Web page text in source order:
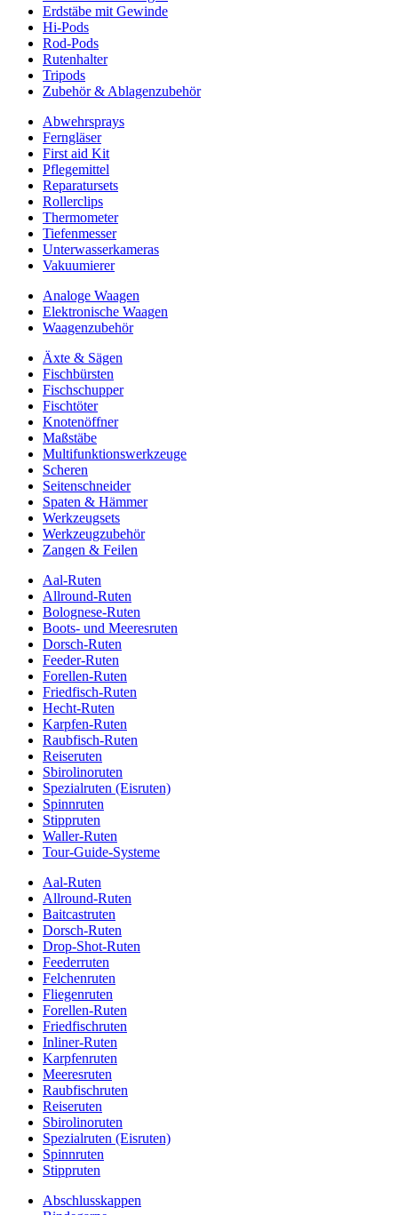
Erdstäbe mit Gewinde
Hi-Pods
Rod-Pods
Rutenhalter
Tripods
Zubehör & Ablagenzubehör
Abwehrsprays
Ferngläser
First aid Kit
Pflegemittel
Reparatursets
Rollerclips
Thermometer
Tiefenmesser
Unterwasserkameras
Vakuumierer
Analoge Waagen
Elektronische Waagen
Waagenzubehör
Äxte & Sägen
Fischbürsten
Fischschupper
Fischtöter
Knotenöffner
Maßstäbe
Multifunktionswerkzeuge
Scheren
Seitenschneider
Spaten & Hämmer
Werkzeugsets
Werkzeugzubehör
Zangen & Feilen
Aal-Ruten
Allround-Ruten
Bolognese-Ruten
Boots- und Meeresruten
Dorsch-Ruten
Feeder-Ruten
Forellen-Ruten
Friedfisch-Ruten
Hecht-Ruten
Karpfen-Ruten
Raubfisch-Ruten
Reiseruten
Sbirolinoruten
Spezialruten (Eisruten)
Spinnruten
Stippruten
Waller-Ruten
Tour-Guide-Systeme
Aal-Ruten
Allround-Ruten
Baitcastruten
Dorsch-Ruten
Drop-Shot-Ruten
Feederruten
Felchenruten
Fliegenruten
Forellen-Ruten
Friedfischruten
Inliner-Ruten
Karpfenruten
Meeresruten
Raubfischruten
Reiseruten
Sbirolinoruten
Spezialruten (Eisruten)
Spinnruten
Stippruten
Abschlusskappen